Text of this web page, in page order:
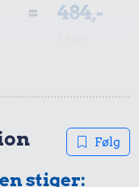
= 484,-
= 97,-
i dag
Følg
stiger: